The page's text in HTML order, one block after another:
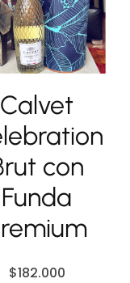
Calvet
con
Funda
$182.000